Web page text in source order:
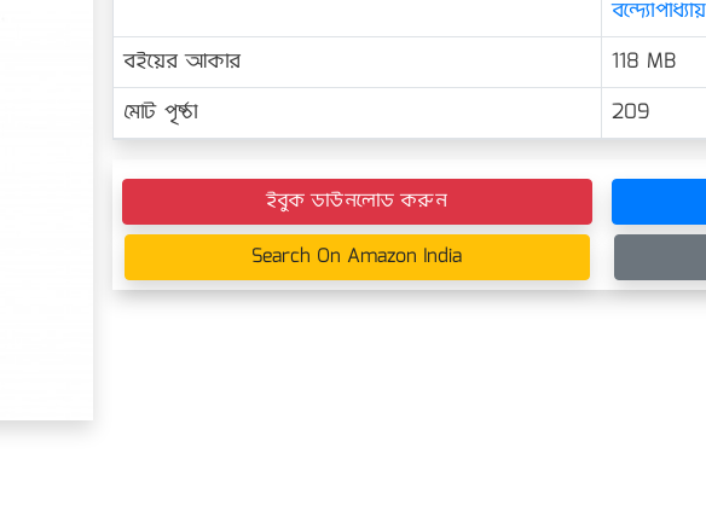
বন্দ্যোপাধ্যায়
বইয়ের আকার
118 MB
মোট পৃষ্ঠা
209
ইবুক ডাউনলোড করুন
Search On Amazon India